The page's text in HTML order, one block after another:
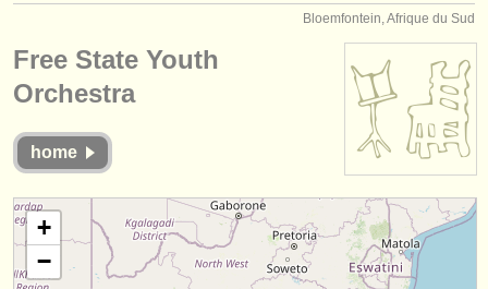
stages/cours
concours/
instruments volés
annuaires:
Bloemfontein, Afrique du Sud
Free State Youth
Orchestra
home
+
−